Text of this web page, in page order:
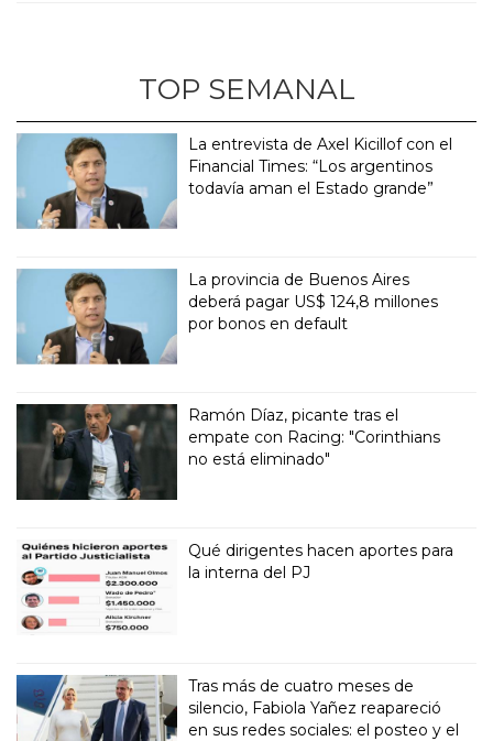
TOP SEMANAL
La entrevista de Axel Kicillof con el
Financial Times: “Los argentinos
todavía aman el Estado grande”
La provincia de Buenos Aires
deberá pagar US$ 124,8 millones
por bonos en default
Ramón Díaz, picante tras el
empate con Racing: "Corinthians
no está eliminado"
Qué dirigentes hacen aportes para
la interna del PJ
Tras más de cuatro meses de
silencio, Fabiola Yañez reapareció
en sus redes sociales: el posteo y el